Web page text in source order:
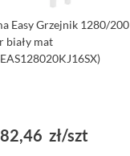
Easy Grzejnik 1280/200
biały mat
zł/szt